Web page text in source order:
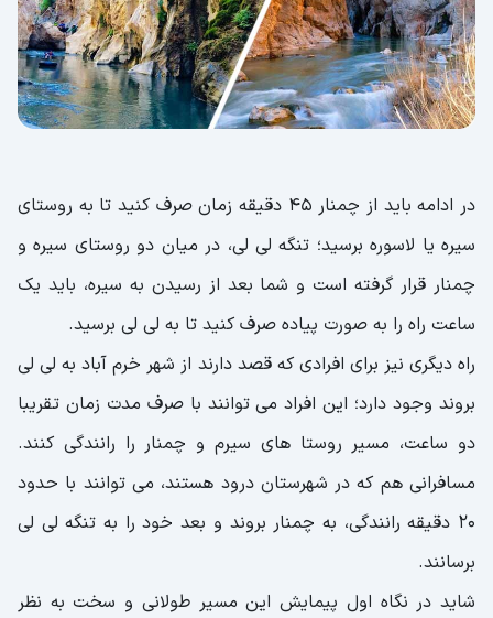
در ادامه باید از چمنار 45 دقیقه زمان صرف کنید تا به روستای
سیره یا لاسوره برسید؛ تنگه لی لی، در میان دو روستای سیره و
چمنار قرار گرفته است و شما بعد از رسیدن به سیره، باید یک
ساعت راه را به صورت پیاده صرف کنید تا به لی لی برسید.
راه دیگری نیز برای افرادی که قصد دارند از شهر خرم آباد به لی لی
بروند وجود دارد؛ این افراد می توانند با صرف مدت زمان تقریبا
دو ساعت، مسیر روستا های سیرم و چمنار را رانندگی کنند.
مسافرانی هم که در شهرستان درود هستند، می توانند با حدود
20 دقیقه رانندگی، به چمنار بروند و بعد خود را به تنگه لی لی
برسانند.
شاید در نگاه اول پیمایش این مسیر طولانی و سخت به نظر